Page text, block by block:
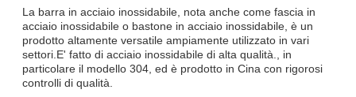
La barra in acciaio inossidabile, nota anche come fascia in
acciaio inossidabile o bastone in acciaio inossidabile, è un
prodotto altamente versatile ampiamente utilizzato in vari
settori.E' fatto di acciaio inossidabile di alta qualità., in
particolare il modello 304, ed è prodotto in Cina con rigorosi
controlli di qualità.